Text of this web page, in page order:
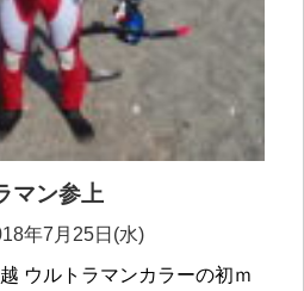
マン参上
年7月25日(水)
ウルトラマンカラーの初ｍ